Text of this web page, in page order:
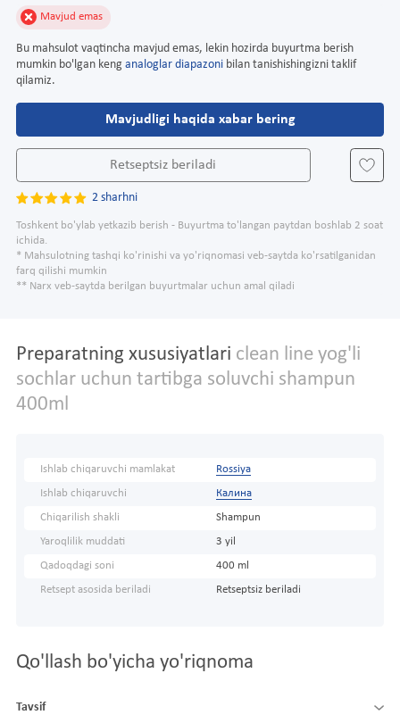
Mavjud emas
Bu mahsulot vaqtincha mavjud emas, lekin hozirda buyurtma berish
mumkin bo'lgan keng analoglar diapazoni bilan tanishishingizni taklif
qilamiz.
Mavjudligi haqida xabar bering
Retseptsiz beriladi
2 sharhni
Toshkent bo'ylab yetkazib berish - Buyurtma to'langan paytdan boshlab 2 soat
ichida.
* Mahsulotning tashqi ko'rinishi va yo'riqnomasi veb-saytda ko'rsatilganidan
farq qilishi mumkin
** Narx veb-saytda berilgan buyurtmalar uchun amal qiladi
Preparatning xususiyatlari clean line yog'li
sochlar uchun tartibga soluvchi shampun
400ml
Ishlab chiqaruvchi mamlakat Rossiya
Ishlab chiqaruvchi Калина
Chiqarilish shakli Shampun
Yaroqlilik muddati 3 yil
Qadoqdagi soni 400 ml
Retsept asosida beriladi Retseptsiz beriladi
Qo'llash bo'yicha yo'riqnoma
Tavsif